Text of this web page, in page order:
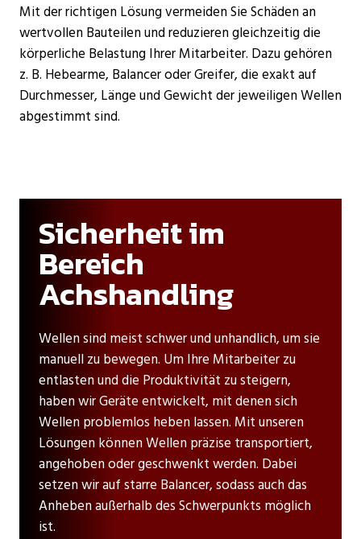
Mit der richtigen Lösung vermeiden Sie Schäden an
wertvollen Bauteilen und reduzieren gleichzeitig die
körperliche Belastung Ihrer Mitarbeiter. Dazu gehören
z. B. Hebearme, Balancer oder Greifer, die exakt auf
Durchmesser, Länge und Gewicht der jeweiligen Wellen
abgestimmt sind.
Sicherheit im
Bereich
Achshandling
Wellen sind meist schwer und unhandlich, um sie
manuell zu bewegen. Um Ihre Mitarbeiter zu
entlasten und die Produktivität zu steigern,
haben wir Geräte entwickelt, mit denen sich
Wellen problemlos heben lassen. Mit unseren
Lösungen können Wellen präzise transportiert,
angehoben oder geschwenkt werden. Dabei
setzen wir auf starre Balancer, sodass auch das
Anheben außerhalb des Schwerpunkts möglich
ist.